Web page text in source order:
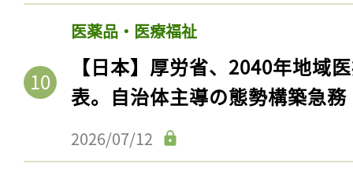
医薬品・医療福祉
【日本】厚労省、2040年地域
表。自治体主導の態勢構築急務
2026/07/12